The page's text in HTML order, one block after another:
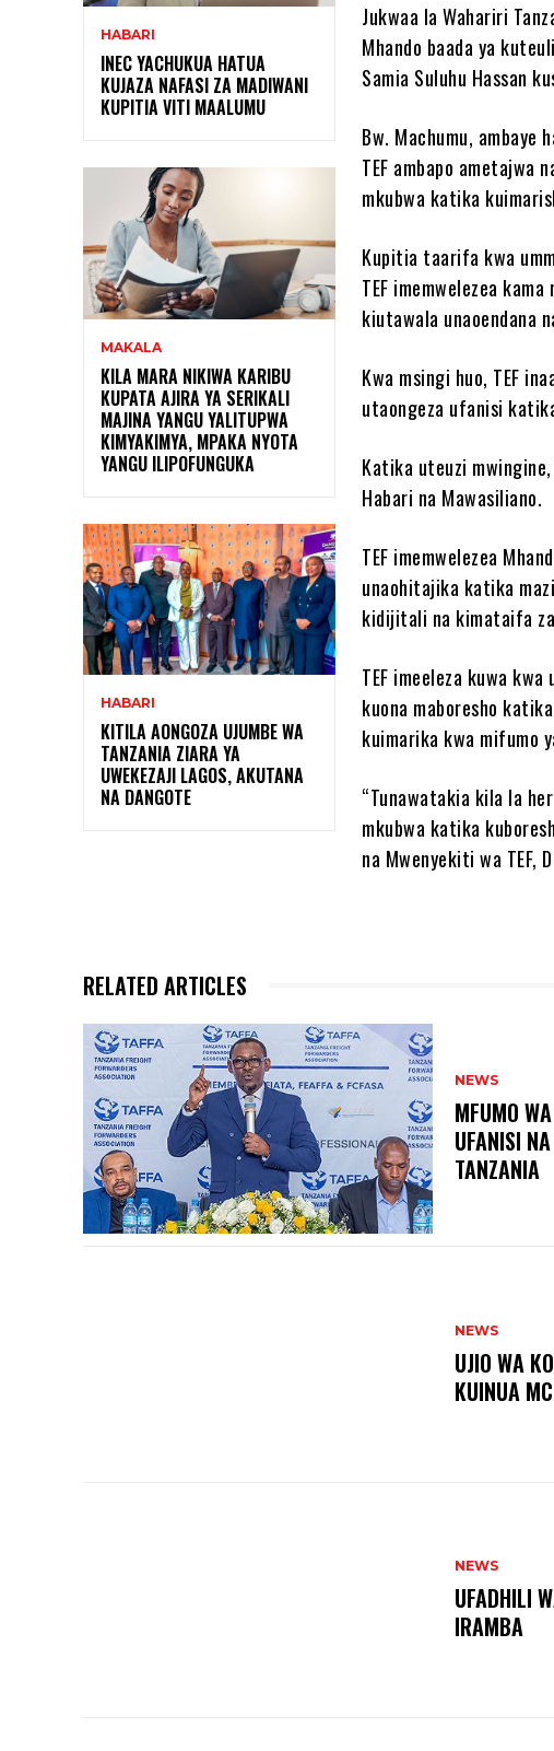
HABARI
INEC YACHUKUA HATUA
KUJAZA NAFASI ZA MADIWANI
KUPITIA VITI MAALUMU
MAKALA
KILA MARA NIKIWA KARIBU
KUPATA AJIRA YA SERIKALI
MAJINA YANGU YALITUPWA
KIMYAKIMYA, MPAKA NYOTA
YANGU ILIPOFUNGUKA
HABARI
KITILA AONGOZA UJUMBE WA
TANZANIA ZIARA YA
UWEKEZAJI LAGOS, AKUTANA
NA DANGOTE
Jukwaa la Wahariri
Mhando baada ya
Samia Suluhu Hassan
Bw. Machumu, ambaye
TEF ambapo ametajwa
mkubwa katika
Kupitia taarifa kwa
TEF imemwelezea
kiutawala unaoendana
Kwa msingi huo, TEF
utaongeza ufanisi
Katika uteuzi mwingine,
Habari na Mawasiliano.
TEF imemwelezea
unaohitajika katika
kidijitali na kimataifa
TEF imeeleza kuwa
kuona maboresho
kuimarika kwa mifumo
“Tunawatakia kila la
mkubwa katika
na Mwenyekiti wa TEF,
RELATED ARTICLES
NEWS
MFUMO
UFANISI
TANZANIA
NEWS
UJIO WA
KUINUA
NEWS
UFADHILI
IRAMBA